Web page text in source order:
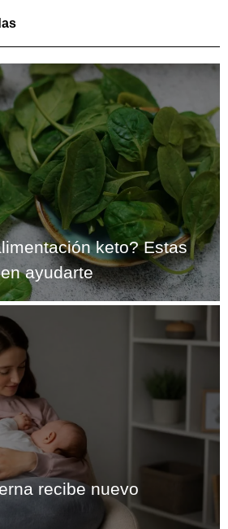
keto? Estas
ayudarte
recibe nuevo